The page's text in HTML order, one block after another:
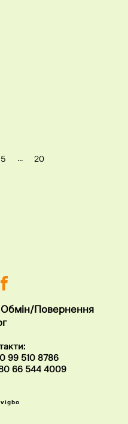
5 ... 20
Обмін/Повернення
99 510 8786
66 544 4009
vigbo